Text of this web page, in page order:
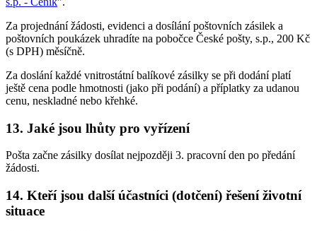
Za projednání žádosti, evidenci a dosílání poštovních zásilek a
poštovních poukázek uhradíte na pobočce České pošty, s.p., 200 Kč
(s DPH) měsíčně.
Za doslání každé vnitrostátní balíkové zásilky se při dodání platí
ještě cena podle hmotnosti (jako při podání) a příplatky za udanou
cenu, neskladné nebo křehké.
13. Jaké jsou lhůty pro vyřízení
Pošta začne zásilky dosílat nejpozději 3. pracovní den po předání
žádosti.
14. Kteří jsou další účastníci (dotčení) řešení životní
situace